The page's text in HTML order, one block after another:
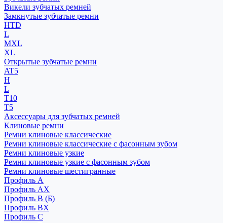
Викели зубчатых ремней
Замкнутые зубчатые ремни
HTD
L
MXL
XL
Открытые зубчатые ремни
AT5
H
L
T10
T5
Аксессуары для зубчатых ремней
Клиновые ремни
Ремни клиновые классические
Ремни клиновые классические с фасонным зубом
Ремни клиновые узкие
Ремни клиновые узкие с фасонным зубом
Ремни клиновые шестигранные
Профиль A
Профиль AX
Профиль B (Б)
Профиль BX
Профиль C